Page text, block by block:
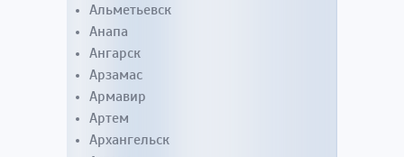
Альметьевск
Анапа
Ангарск
Арзамас
Армавир
Артем
Архангельск